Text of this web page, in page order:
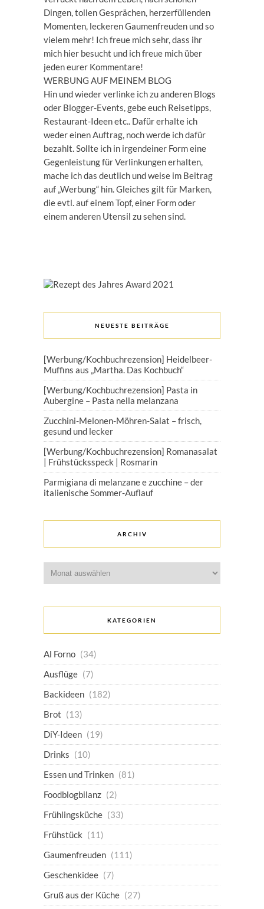
Dingen, tollen Gesprächen, herzerfüllenden
Momenten, leckeren Gaumenfreuden und so
vielem mehr! Ich freue mich sehr, dass ihr
mich hier besucht und ich freue mich über
jeden eurer Kommentare!
WERBUNG AUF MEINEM BLOG
Hin und wieder verlinke ich zu anderen Blogs
oder Blogger-Events, gebe euch Reisetipps,
Restaurant-Ideen etc.. Dafür erhalte ich
weder einen Auftrag, noch werde ich dafür
bezahlt. Sollte ich in irgendeiner Form eine
Gegenleistung für Verlinkungen erhalten,
mache ich das deutlich und weise im Beitrag
auf „Werbung“ hin. Gleiches gilt für Marken,
die evtl. auf einem Topf, einer Form oder
einem anderen Utensil zu sehen sind.
NEUESTE BEITRÄGE
[Werbung/Kochbuchrezension] Heidelbeer-
Muffins aus „Martha. Das Kochbuch“
[Werbung/Kochbuchrezension] Pasta in
Aubergine – Pasta nella melanzana
Zucchini-Melonen-Möhren-Salat – frisch,
gesund und lecker
[Werbung/Kochbuchrezension] Romanasalat
| Frühstücksspeck | Rosmarin
Parmigiana di melanzane e zucchine – der
italienische Sommer-Auflauf
ARCHIV
KATEGORIEN
Al Forno (34)
Ausflüge (7)
Backideen (182)
Brot (13)
DiY-Ideen (19)
Drinks (10)
Essen und Trinken (81)
Foodblogbilanz (2)
Frühlingsküche (33)
Frühstück (11)
Gaumenfreuden (111)
Geschenkidee (7)
Gruß aus der Küche (27)